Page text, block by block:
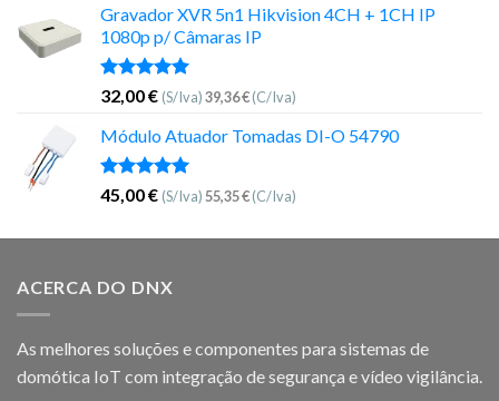
Gravador XVR 5n1 Hikvision 4CH + 1CH IP
1080p p/ Câmaras IP
Avaliação
5.00
de 5
32,00€ (S/Iva)39,36€(C/Iva)
Módulo Atuador Tomadas DI-O 54790
Avaliação
5.00
de 5
45,00€ (S/Iva)55,35€(C/Iva)
ACERCA DO DNX
As melhores soluções e componentes para sistemas de
domótica IoT com integração de segurança e vídeo vigilância.